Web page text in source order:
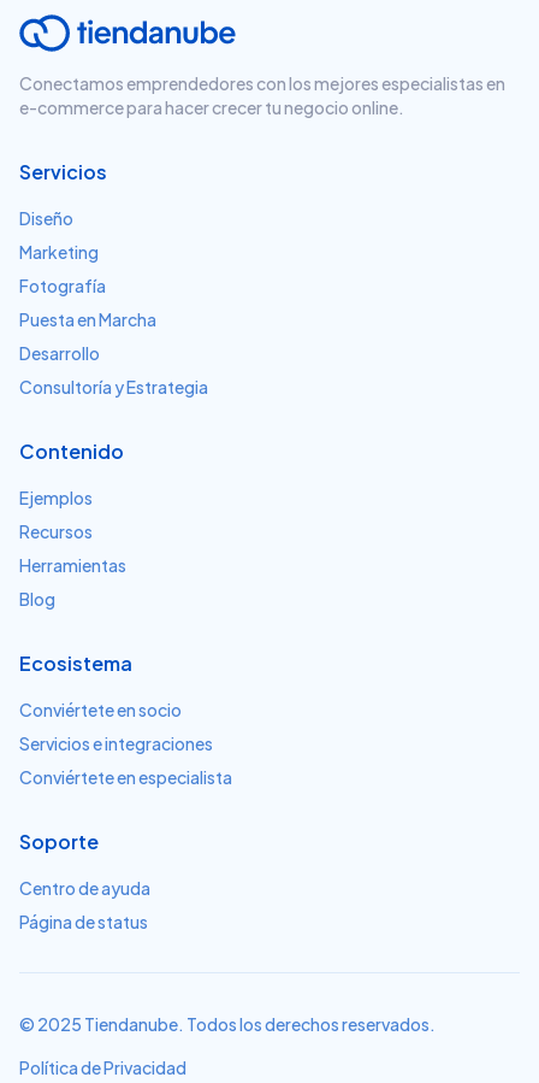
Conectamos emprendedores con los mejores especialistas en
e-commerce para hacer crecer tu negocio online.
Servicios
Diseño
Marketing
Fotografía
Puesta en Marcha
Desarrollo
Consultoría y Estrategia
Contenido
Ejemplos
Recursos
Herramientas
Blog
Ecosistema
Conviértete en socio
Servicios e integraciones
Conviértete en especialista
Soporte
Centro de ayuda
Página de status
© 2025 Tiendanube. Todos los derechos reservados.
Política de Privacidad